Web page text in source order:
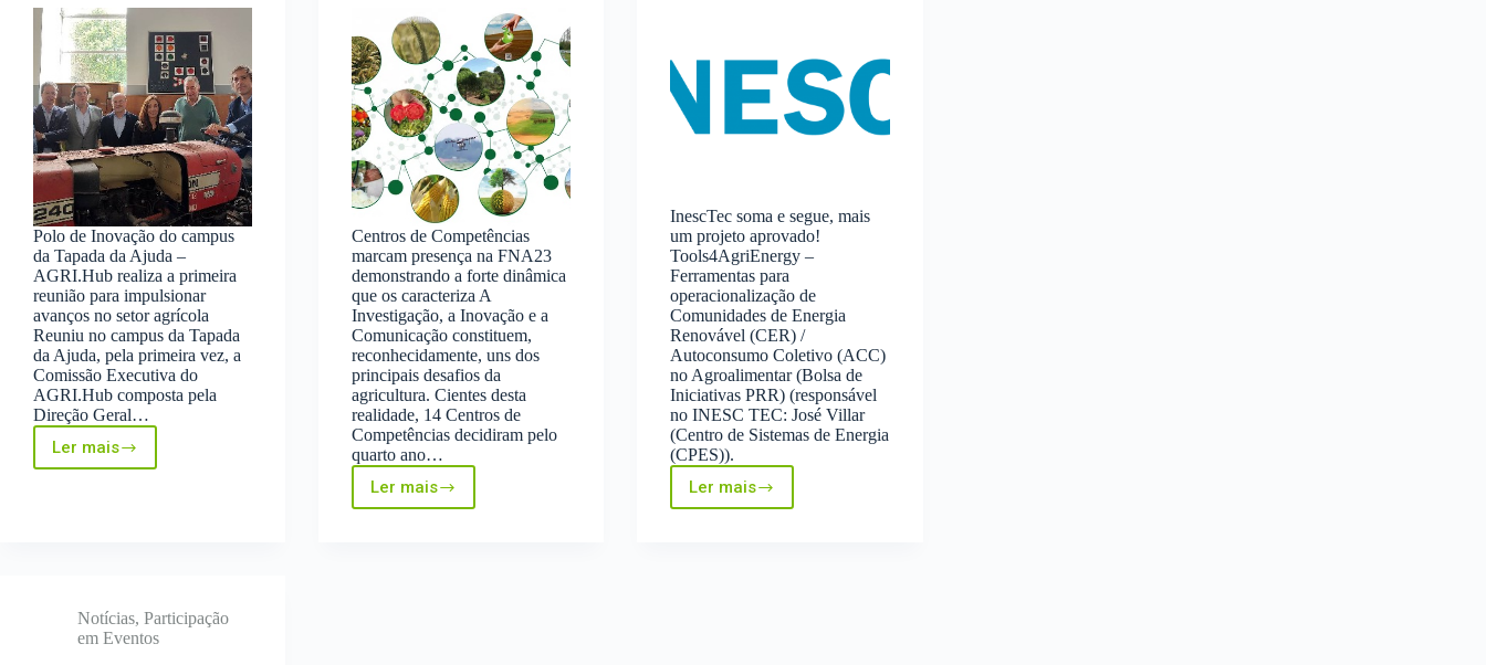
Polo de Inovação do campus
da Tapada da Ajuda –
AGRI.Hub realiza a primeira
reunião para impulsionar
avanços no setor agrícola
Reuniu no campus da Tapada
da Ajuda, pela primeira vez, a
Comissão Executiva do
AGRI.Hub composta pela
Direção Geral…
Ler maisAGRI.Hub
realiza
no
setor
Centros de Competências
marcam presença na FNA23
demonstrando a forte dinâmica
que os caracteriza A
Investigação, a Inovação e a
Comunicação constituem,
reconhecidamente, uns dos
principais desafios da
agricultura. Cientes desta
realidade, 14 Centros de
Competências decidiram pelo
quarto ano…
Ler maisCentros
de
InescTec soma e segue, mais
um projeto aprovado!
Tools4AgriEnergy –
Ferramentas para
operacionalização de
Comunidades de Energia
Renovável (CER) /
Autoconsumo Coletivo (ACC)
no Agroalimentar (Bolsa de
Iniciativas PRR) (responsável
no INESC TEC: José Villar
(Centro de Sistemas de Energia
(CPES)).
Ler maisInescTec
soma
Notícias, Participação
em Eventos